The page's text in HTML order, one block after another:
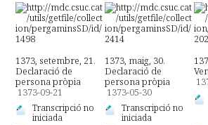
1373, setembre, 21.
Declaració de
persona pròpia
1373-09-21
Transcripció no
iniciada
1373, maig, 30.
Declaració de
persona pròpia
1373-05-30
Transcripció no
iniciada